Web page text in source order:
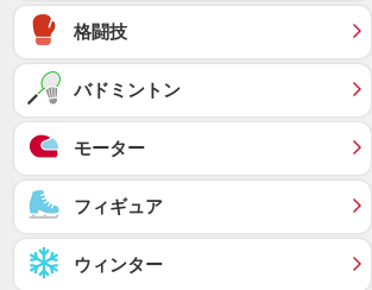
格闘技
バドミントン
モーター
フィギュア
ウィンター